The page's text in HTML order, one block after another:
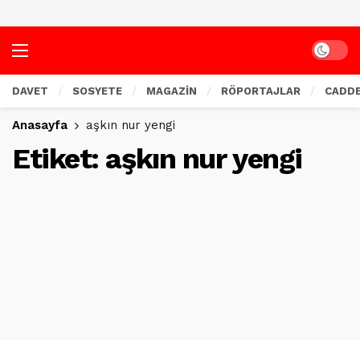
Dark
DAVET SOSYETE MAGAZİN RÖPORTAJLAR
Anasayfa aşkın nur yengi
Etiket: aşkın nur yengi